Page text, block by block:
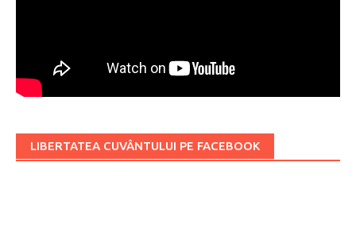
LIBERTATEA CUVÂNTULUI PE FACEBOOK